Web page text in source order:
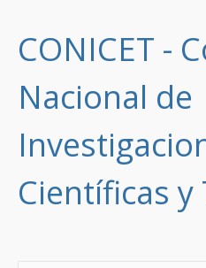
CONICET -
Nacional de
Científicas y